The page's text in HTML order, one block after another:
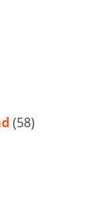
(58)